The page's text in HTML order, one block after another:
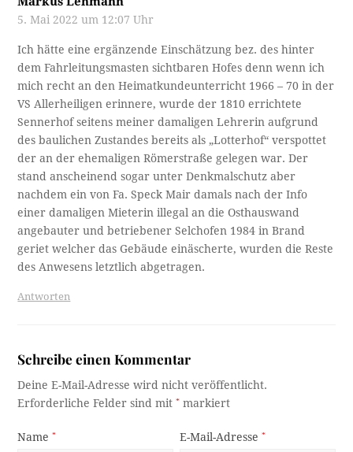
5. Mai 2022 um 12:07 Uhr
Ich hätte eine ergänzende Einschätzung bez. des hinter
dem Fahrleitungsmasten sichtbaren Hofes denn wenn ich
mich recht an den Heimatkundeunterricht 1966 – 70 in der
VS Allerheiligen erinnere, wurde der 1810 errichtete
Sennerhof seitens meiner damaligen Lehrerin aufgrund
des baulichen Zustandes bereits als „Lotterhof“ verspottet
der an der ehemaligen Römerstraße gelegen war. Der
stand anscheinend sogar unter Denkmalschutz aber
nachdem ein von Fa. Speck Mair damals nach der Info
einer damaligen Mieterin illegal an die Osthauswand
angebauter und betriebener Selchofen 1984 in Brand
geriet welcher das Gebäude einäscherte, wurden die Reste
des Anwesens letztlich abgetragen.
Antworten
Schreibe einen Kommentar
Deine E-Mail-Adresse wird nicht veröffentlicht.
Erforderliche Felder sind mit* markiert
Name* E-Mail-Adresse*